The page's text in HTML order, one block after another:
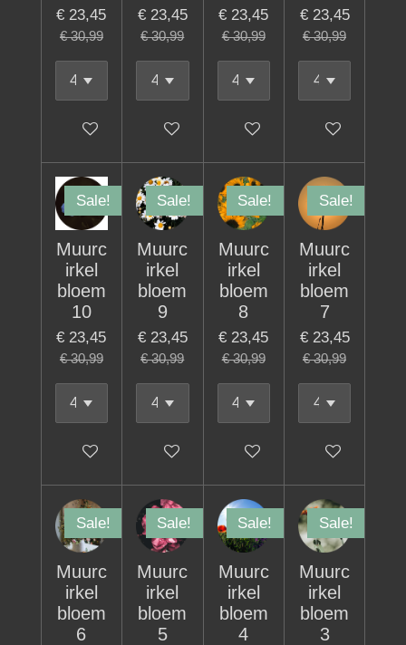
€ 23,45
€ 30,99
In winkelwagen
€ 23,45
€ 30,99
In winkelwagen
€ 23,45
€ 30,99
In winkelwagen
€ 23,45
€ 30,99
In winkelwagen
Sale!
Muurc
irkel
bloem
10
€ 23,45
€ 30,99
In winkelwagen
Sale!
Muurc
irkel
bloem
9
€ 23,45
€ 30,99
In winkelwagen
Sale!
Muurc
irkel
bloem
8
€ 23,45
€ 30,99
In winkelwagen
Sale!
Muurc
irkel
bloem
7
€ 23,45
€ 30,99
In winkelwagen
Sale!
Muurc
irkel
bloem
6
Sale!
Muurc
irkel
bloem
5
Sale!
Muurc
irkel
bloem
4
Sale!
Muurc
irkel
bloem
3